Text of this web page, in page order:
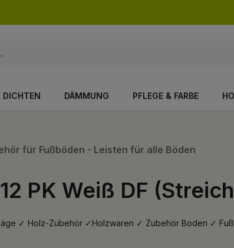
DICHTEN DÄMMUNG PFLEGE & FARBE
für Fußböden - Leisten für alle Böden
PK Weiß DF
✓ Holz-Zubehör ✓Holzwaren ✓ Zubehör Boden ✓